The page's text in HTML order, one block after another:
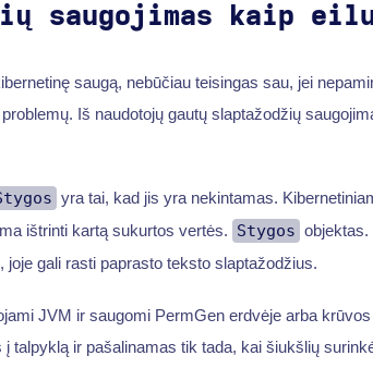
saugojimas kaip
saugą, nebūčiau teisingas sau, jei
Iš naudotojų gautų slaptažodžių
yra tai, kad jis yra nekintamas.
ištrinti kartą sukurtos vertės. Stygos objektas.
joje gali rasti paprasto teksto slaptažodžius.
JVM ir saugomi PermGen erdvėje arba
talpyklą ir pašalinamas tik tada, kai šiukšlių